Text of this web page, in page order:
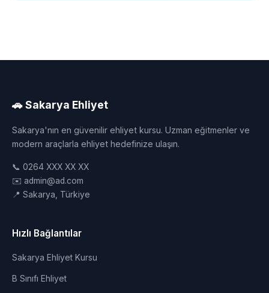
🚗 Sakarya Ehliyet
Sakarya'nın en güvenilir ehliyet kursu. Uzman eğitmenler ve
modern araçlarla ehliyet hedefinize ulaşın.
📞 0264 XXX XX XX
✉️ admin@ad.com
📍 Sakarya, Türkiye
Hızlı Bağlantılar
Sakarya Ehliyet Kursu
B Sınıfı Ehliyet